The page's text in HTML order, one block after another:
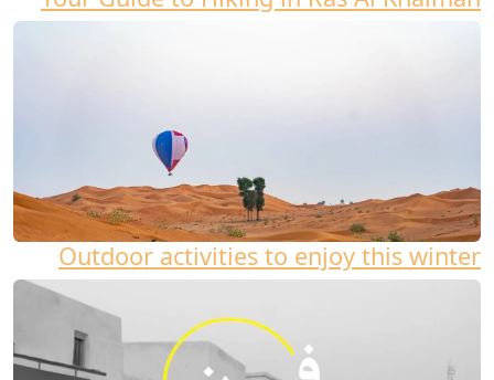
Outdoor activities to enjoy this winter